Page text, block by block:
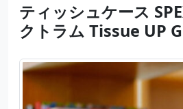
ティッシュケース
クトラム Tissue UP